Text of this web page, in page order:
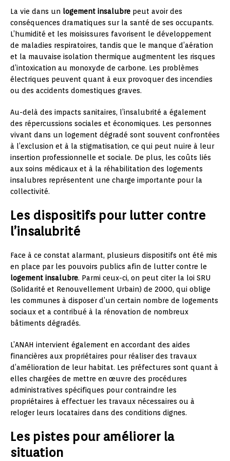
La vie dans un logement insalubre peut avoir des
conséquences dramatiques sur la santé de ses occupants.
L’humidité et les moisissures favorisent le développement
de maladies respiratoires, tandis que le manque d’aération
et la mauvaise isolation thermique augmentent les risques
d’intoxication au monoxyde de carbone. Les problèmes
électriques peuvent quant à eux provoquer des incendies
ou des accidents domestiques graves.
Au-delà des impacts sanitaires, l’insalubrité a également
des répercussions sociales et économiques. Les personnes
vivant dans un logement dégradé sont souvent confrontées
à l’exclusion et à la stigmatisation, ce qui peut nuire à leur
insertion professionnelle et sociale. De plus, les coûts liés
aux soins médicaux et à la réhabilitation des logements
insalubres représentent une charge importante pour la
collectivité.
Les dispositifs pour lutter contre
l’insalubrité
Face à ce constat alarmant, plusieurs dispositifs ont été mis
en place par les pouvoirs publics afin de lutter contre le
logement insalubre. Parmi ceux-ci, on peut citer la loi SRU
(Solidarité et Renouvellement Urbain) de 2000, qui oblige
les communes à disposer d’un certain nombre de logements
sociaux et a contribué à la rénovation de nombreux
bâtiments dégradés.
L’ANAH intervient également en accordant des aides
financières aux propriétaires pour réaliser des travaux
d’amélioration de leur habitat. Les préfectures sont quant à
elles chargées de mettre en œuvre des procédures
administratives spécifiques pour contraindre les
propriétaires à effectuer les travaux nécessaires ou à
reloger leurs locataires dans des conditions dignes.
Les pistes pour améliorer la
situation